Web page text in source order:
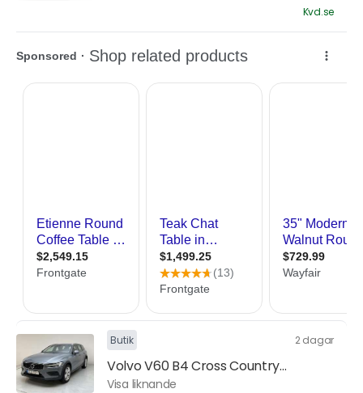
Kvd.se
Butik 2 dagar
Volvo V60 B4 Cross Country...
Visa liknande